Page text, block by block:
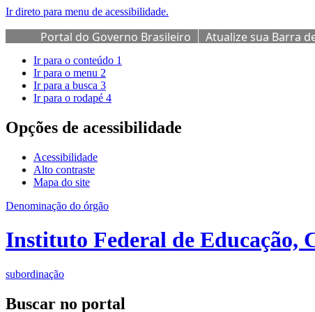
Ir direto para menu de acessibilidade.
Portal do Governo Brasileiro Atualize sua Barra
Ir para o conteúdo 1
Ir para o menu 2
Ir para a busca 3
Ir para o rodapé 4
Opções de acessibilidade
Acessibilidade
Alto contraste
Mapa do site
Denominação do órgão
Instituto Federal de Educação,
subordinação
Buscar no portal